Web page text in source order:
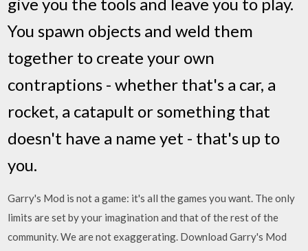
You spawn objects and weld them
together to create your own
contraptions - whether that's a car, a
rocket, a catapult or something that
doesn't have a name yet - that's up to
you.
Garry's Mod is not a game: it's all the games you want. The only
limits are set by your imagination and that of the rest of the
community. We are not exaggerating. Download Garry's Mod